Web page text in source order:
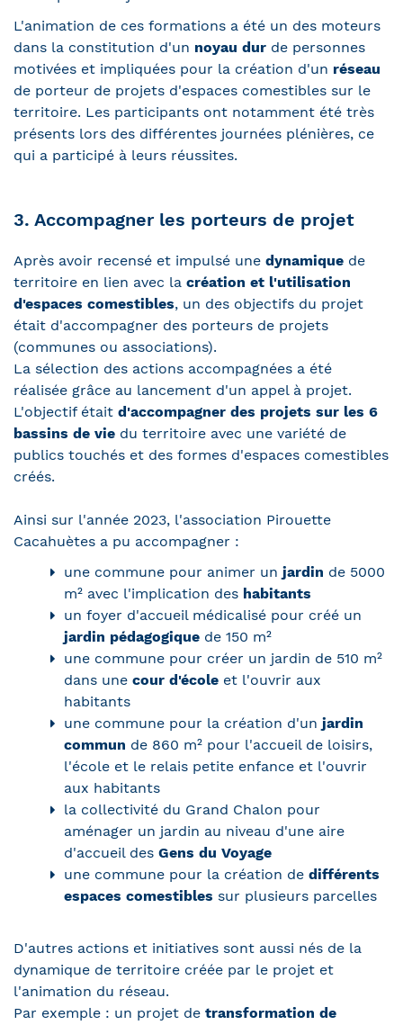
L'animation de ces formations a été un des moteurs
dans la constitution d'un noyau dur de personnes
motivées et impliquées pour la création d'un réseau
de porteur de projets d'espaces comestibles sur le
territoire. Les participants ont notamment été très
présents lors des différentes journées plénières, ce
qui a participé à leurs réussites.
3. Accompagner les porteurs de projet
Après avoir recensé et impulsé une dynamique de
territoire en lien avec la création et l'utilisation
d'espaces comestibles, un des objectifs du projet
était d'accompagner des porteurs de projets
(communes ou associations).
La sélection des actions accompagnées a été
réalisée grâce au lancement d'un appel à projet.
L'objectif était d'accompagner des projets sur les 6
bassins de vie du territoire avec une variété de
publics touchés et des formes d'espaces comestibles
créés.
Ainsi sur l'année 2023, l'association Pirouette
Cacahuètes a pu accompagner :
une commune pour animer un jardin de 5000
m² avec l'implication des habitants
un foyer d'accueil médicalisé pour créé un
jardin pédagogique de 150 m²
une commune pour créer un jardin de 510 m²
dans une cour d'école et l'ouvrir aux
habitants
une commune pour la création d'un jardin
commun de 860 m² pour l'accueil de loisirs,
l'école et le relais petite enfance et l'ouvrir
aux habitants
la collectivité du Grand Chalon pour
aménager un jardin au niveau d'une aire
d'accueil des Gens du Voyage
une commune pour la création de différents
espaces comestibles sur plusieurs parcelles
D'autres actions et initiatives sont aussi nés de la
dynamique de territoire créée par le projet et
l'animation du réseau.
Par exemple : un projet de transformation de